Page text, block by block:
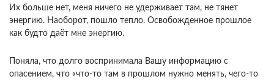
Их больше нет, меня ничего не удерживает там, не тянет
энергию. Наоборот, пошло тепло. Освобожденное прошлое
как будто даёт мне энергию.
Поняла, что долго воспринимала Вашу информацию с
опасением, что «что-то там в прошлом нужно менять, чего-то